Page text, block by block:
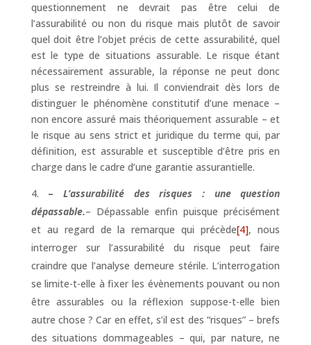
questionnement ne devrait pas être celui de
l’assurabilité ou non du risque mais plutôt de savoir
quel doit être l’objet précis de cette assurabilité, quel
est le type de situations assurable. Le risque étant
nécessairement assurable, la réponse ne peut donc
plus se restreindre à lui. Il conviendrait dès lors de
distinguer le phénomène constitutif d’une menace –
non encore assuré mais théoriquement assurable – et
le risque au sens strict et juridique du terme qui, par
définition, est assurable et susceptible d’être pris en
charge dans le cadre d’une garantie assurantielle.
–L’assurabilité des risques : une question
dépassable.– Dépassable enfin puisque précisément
et au regard de la remarque qui précède[4], nous
interroger sur l’assurabilité du risque peut faire
craindre que l’analyse demeure stérile. L’interrogation
se limite-t-elle à fixer les évènements pouvant ou non
être assurables ou la réflexion suppose-t-elle bien
autre chose ? Car en effet, s’il est des “risques” – brefs
des situations dommageables – qui, par nature, ne